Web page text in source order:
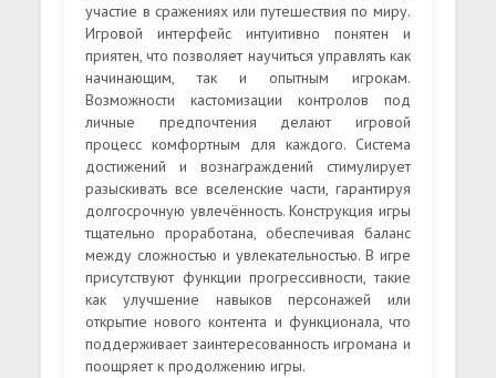
участие в сражениях или путешествия по миру.
Игровой интерфейс интуитивно понятен и
приятен, что позволяет научиться управлять как
начинающим, так и опытным игрокам.
Возможности кастомизации контролов под
личные предпочтения делают игровой
процесс комфортным для каждого. Система
достижений и вознаграждений стимулирует
разыскивать все вселенские части, гарантируя
долгосрочную увлечённость. Конструкция игры
тщательно проработана, обеспечивая баланс
между сложностью и увлекательностью. В игре
присутствуют функции прогрессивности, такие
как улучшение навыков персонажей или
открытие нового контента и функционала, что
поддерживает заинтересованность игромана и
поощряет к продолжению игры.